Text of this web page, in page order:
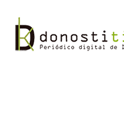
contenido